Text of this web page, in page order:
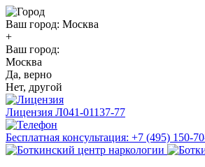
Ваш город: Москва
+
Ваш город:
Москва
Да, верно
Нет, другой
Лицензия Л041-01137-77
Бесплатная консультация: +7 (495) 150-